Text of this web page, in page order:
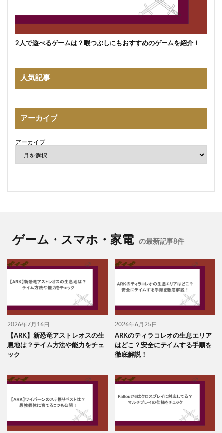
2人で遊べるゲームは？暇つぶしにもおすすめのゲームを紹介！
人気記事
アーカイブ
アーカイブ
ゲーム・スマホ・家電 の最新記事8件
2026年7月16日
【ARK】新恐竜アストレオスの生
息地は？テイム方法や能力をチェ
ック
2026年6月25日
ARKのティラコレオの生息エリア
はどこ？安全にテイムする手順を
徹底解説！